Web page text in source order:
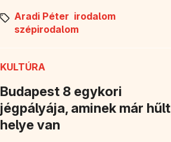
Aradi Péter irodalom
szépirodalom
KULTÚRA
Budapest 8 egykori
jégpályája, aminek már hűlt
helye van